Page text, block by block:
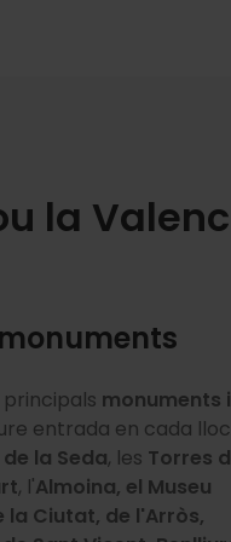
la
principals monuments i
entrada en cada
la Seda, les Torres
, l'Almoina, el Museu
la Ciutat, de l'Arròs,
50% en els principals
la ciutat com la
l'Oceanogràfic,
Sant Nicolau i els
de descompte en el
de 24, 48 i 72
per València amb
a més d' una tapa
. Una forma perfecta
inclou en exclusiva
Catedral de València.
delSant Grial en la
i contempla obres de